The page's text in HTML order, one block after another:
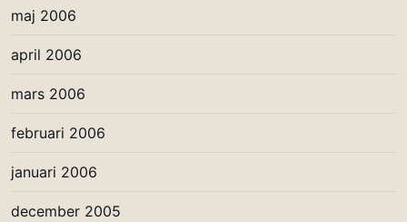
maj 2006
april 2006
mars 2006
februari 2006
januari 2006
december 2005